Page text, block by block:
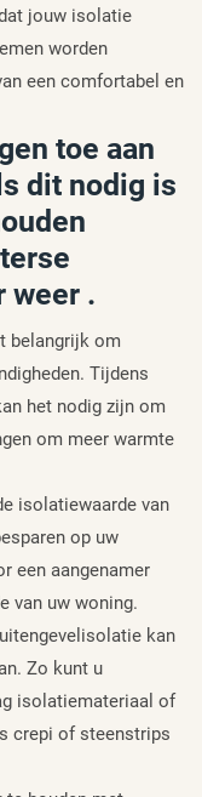
jouw isolatie
worden
een comfortabel en
toe aan
dit nodig is
weer .
belangrijk om
Tijdens
het nodig zijn om
om meer warmte
isolatiewaarde van
op uw
een aangenamer
van uw woning.
kan
Zo kunt u
isolatiemateriaal of
crepi of steenstrips